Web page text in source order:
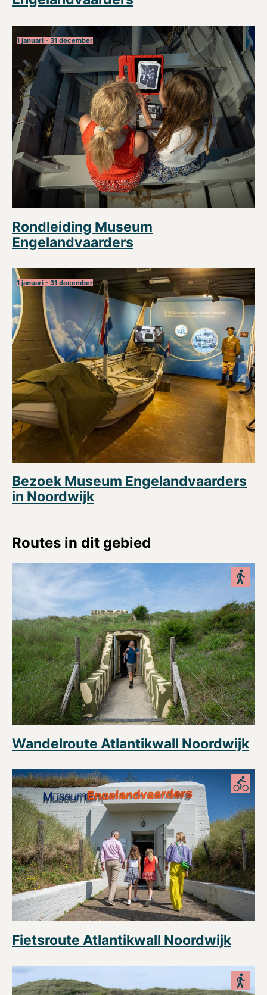
1 januari - 31 december
Rondleiding Museum
Engelandvaarders
1 januari - 31 december
Bezoek Museum Engelandvaarders
in Noordwijk
Routes in dit gebied
Wandelroute Atlantikwall Noordwijk
Fietsroute Atlantikwall Noordwijk